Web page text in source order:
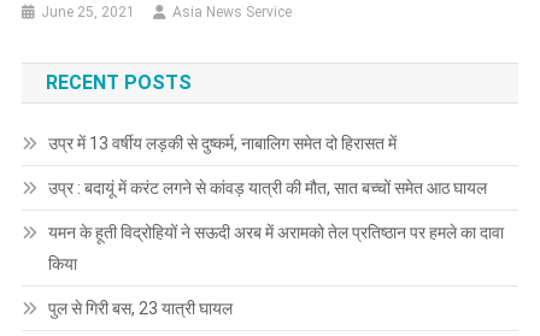
June 25, 2021 Asia News Service
RECENT POSTS
उप्र में 13 वर्षीय लड़की से दुष्कर्म, नाबालिग समेत दो हिरासत में
उप्र : बदायूं में करंट लगने से कांवड़ यात्री की मौत, सात बच्चों समेत आठ घायल
यमन के हूती विद्रोहियों ने सऊदी अरब में अरामको तेल प्रतिष्ठान पर हमले का दावा
किया
पुल से गिरी बस, 23 यात्री घायल